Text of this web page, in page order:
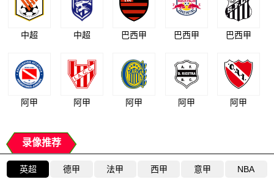
中超 中超 巴西甲 巴西甲 巴西甲
阿甲 阿甲 阿甲 阿甲 阿甲
录像推荐
英超 德甲 法甲 西甲 意甲 NBA